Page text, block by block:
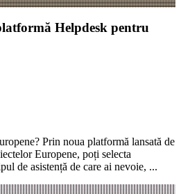
Helpdesk pentru
Prin noua platformă lansată de
Europene, poți selecta
de asistență de care ai nevoie, ...